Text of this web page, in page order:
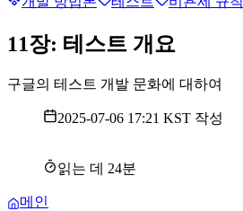
11장: 테스트 개요
구글의 테스트 개발 문화에 대하여
2025-07-06 17:21 KST 작성
읽는 데 24분
메인